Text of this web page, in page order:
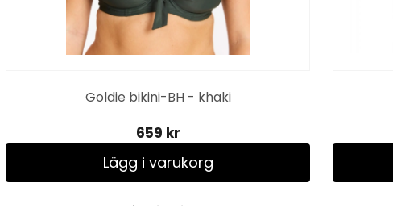
Goldie bikini-BH - khaki
659 kr
Lägg i varukorg